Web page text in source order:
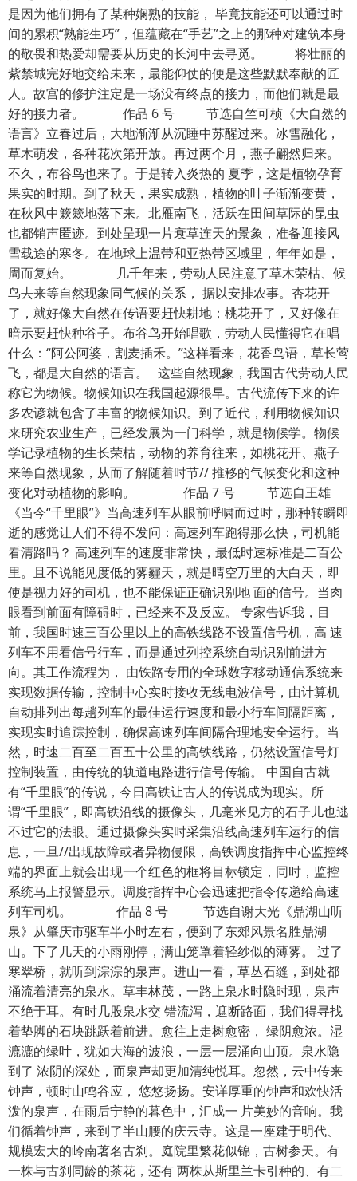
是因为他们拥有了某种娴熟的技能， 毕竟技能还可以通过时
间的累积“熟能生巧”，但蕴藏在“手艺”之上的那种对建筑本身
的敬畏和热爱却需要从历史的长河中去寻觅。 将壮丽的
紫禁城完好地交给未来，最能仰仗的便是这些默默奉献的匠
人。故宫的修护注定是一场没有终点的接力，而他们就是最
好的接力者。 作品 6 号 节选自竺可桢《大自然的
语言》立春过后，大地渐渐从沉睡中苏醒过来。冰雪融化，
草木萌发，各种花次第开放。再过两个月，燕子翩然归来。
不久，布谷鸟也来了。于是转入炎热的 夏季，这是植物孕育
果实的时期。到了秋天，果实成熟，植物的叶子渐渐变黄，
在秋风中簌簌地落下来。北雁南飞，活跃在田间草际的昆虫
也都销声匿迹。到处呈现一片衰草连天的景象，准备迎接风
雪载途的寒冬。在地球上温带和亚热带区域里，年年如是，
周而复始。 几千年来，劳动人民注意了草木荣枯、候
鸟去来等自然现象同气候的关系， 据以安排农事。杏花开
了，就好像大自然在传语要赶快耕地；桃花开了，又好像在
暗示要赶快种谷子。布谷鸟开始唱歌，劳动人民懂得它在唱
什么：“阿公阿婆，割麦插禾。”这样看来，花香鸟语，草长莺
飞，都是大自然的语言。 这些自然现象，我国古代劳动人民
称它为物候。物候知识在我国起源很早。古代流传下来的许
多农谚就包含了丰富的物候知识。到了近代，利用物候知识
来研究农业生产，已经发展为一门科学，就是物候学。物候
学记录植物的生长荣枯，动物的养育往来，如桃花开、燕子
来等自然现象，从而了解随着时节// 推移的气候变化和这种
变化对动植物的影响。 作品 7 号 节选自王雄
《当今“千里眼”》当高速列车从眼前呼啸而过时，那种转瞬即
逝的感觉让人们不得不发问：高速列车跑得那么快，司机能
看清路吗？ 高速列车的速度非常快，最低时速标准是二百公
里。且不说能见度低的雾霾天，就是晴空万里的大白天，即
使是视力好的司机，也不能保证正确识别地 面的信号。当肉
眼看到前面有障碍时，已经来不及反应。 专家告诉我，目
前，我国时速三百公里以上的高铁线路不设置信号机，高 速
列车不用看信号行车，而是通过列控系统自动识别前进方
向。其工作流程为， 由铁路专用的全球数字移动通信系统来
实现数据传输，控制中心实时接收无线电波信号，由计算机
自动排列出每趟列车的最佳运行速度和最小行车间隔距离，
实现实时追踪控制，确保高速列车间隔合理地安全运行。当
然，时速二百至二百五十公里的高铁线路，仍然设置信号灯
控制装置，由传统的轨道电路进行信号传输。 中国自古就
有“千里眼”的传说，今日高铁让古人的传说成为现实。所
谓“千里眼”，即高铁沿线的摄像头，几毫米见方的石子儿也逃
不过它的法眼。通过摄像头实时采集沿线高速列车运行的信
息，一旦//出现故障或者异物侵限，高铁调度指挥中心监控终
端的界面上就会出现一个红色的框将目标锁定，同时，监控
系统马上报警显示。调度指挥中心会迅速把指令传递给高速
列车司机。 作品 8 号 节选自谢大光《鼎湖山听
泉》从肇庆市驱车半小时左右，便到了东郊风景名胜鼎湖
山。下了几天的小雨刚停，满山笼罩着轻纱似的薄雾。 过了
寒翠桥，就听到淙淙的泉声。进山一看，草丛石缝，到处都
涌流着清亮的泉水。草丰林茂，一路上泉水时隐时现，泉声
不绝于耳。有时几股泉水交 错流泻，遮断路面，我们得寻找
着垫脚的石块跳跃着前进。愈往上走树愈密， 绿阴愈浓。湿
漉漉的绿叶，犹如大海的波浪，一层一层涌向山顶。泉水隐
到了 浓阴的深处，而泉声却更加清纯悦耳。忽然，云中传来
钟声，顿时山鸣谷应， 悠悠扬扬。安详厚重的钟声和欢快活
泼的泉声，在雨后宁静的暮色中，汇成一 片美妙的音响。我
们循着钟声，来到了半山腰的庆云寺。这是一座建于明代、
规模宏大的岭南著名古刹。庭院里繁花似锦，古树参天。有
一株与古刹同龄的茶花，还有 两株从斯里兰卡引种的、有二